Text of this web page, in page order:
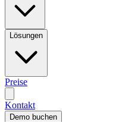
Lösungen
Preise
Kontakt
Demo buchen